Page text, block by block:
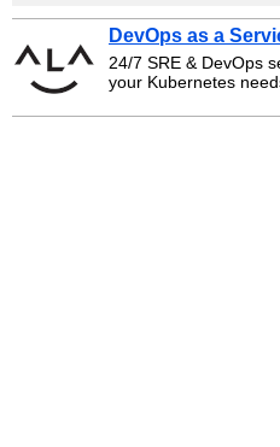
DevOps as a
24/7 SRE & DevOps
your Kubernetes